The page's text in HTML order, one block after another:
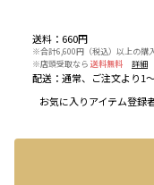
送料 ： 660円
※合計6,600円（税込）以上の購
※店頭受取なら 送料無料 詳細
配送 ： 通常、ご注文より1
お気に入りアイテム登録